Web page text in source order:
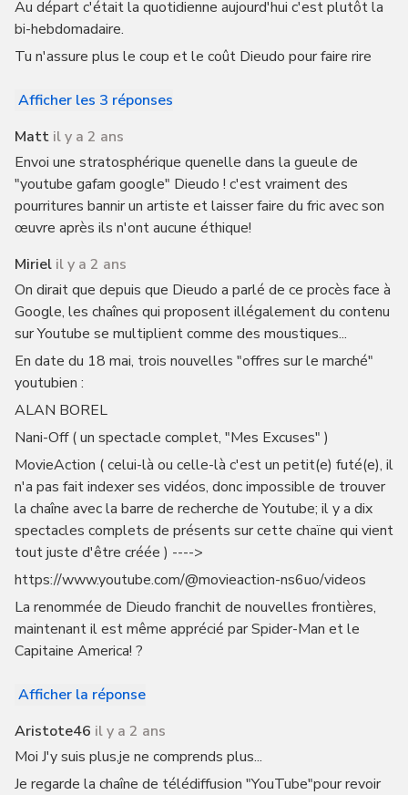
Au départ c'était la quotidienne aujourd'hui c'est plutôt la
bi-hebdomadaire.
Tu n'assure plus le coup et le coût Dieudo pour faire rire
Afficher les 3 réponses
Matt il y a 2 ans
Envoi une stratosphérique quenelle dans la gueule de
"youtube gafam google" Dieudo ! c'est vraiment des
pourritures bannir un artiste et laisser faire du fric avec son
œuvre après ils n'ont aucune éthique!
Miriel il y a 2 ans
On dirait que depuis que Dieudo a parlé de ce procès face à
Google, les chaînes qui proposent illégalement du contenu
sur Youtube se multiplient comme des moustiques...
En date du 18 mai, trois nouvelles "offres sur le marché"
youtubien :
ALAN BOREL
Nani-Off ( un spectacle complet, "Mes Excuses" )
MovieAction ( celui-là ou celle-là c'est un petit(e) futé(e), il
n'a pas fait indexer ses vidéos, donc impossible de trouver
la chaîne avec la barre de recherche de Youtube; il y a dix
spectacles complets de présents sur cette chaïne qui vient
tout juste d'être créée ) ---->
https://www.youtube.com/@movieaction-ns6uo/videos
La renommée de Dieudo franchit de nouvelles frontières,
maintenant il est même apprécié par Spider-Man et le
Capitaine America! ?
Afficher la réponse
Aristote46 il y a 2 ans
Moi J'y suis plus,je ne comprends plus...
Je regarde la chaîne de télédiffusion "YouTube"pour revoir